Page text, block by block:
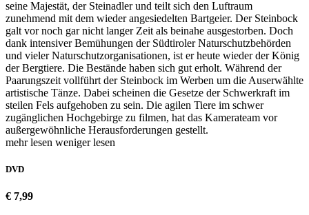
seine Majestät, der Steinadler und teilt sich den Luftraum
zunehmend mit dem wieder angesiedelten Bartgeier. Der Steinbock
galt vor noch gar nicht langer Zeit als beinahe ausgestorben. Doch
dank intensiver Bemühungen der Südtiroler Naturschutzbehörden
und vieler Naturschutzorganisationen, ist er heute wieder der König
der Bergtiere. Die Bestände haben sich gut erholt. Während der
Paarungszeit vollführt der Steinbock im Werben um die Auserwählte
artistische Tänze. Dabei scheinen die Gesetze der Schwerkraft im
steilen Fels aufgehoben zu sein. Die agilen Tiere im schwer
zugänglichen Hochgebirge zu filmen, hat das Kamerateam vor
außergewöhnliche Herausforderungen gestellt.
mehr lesen weniger lesen
DVD
€ 7,99